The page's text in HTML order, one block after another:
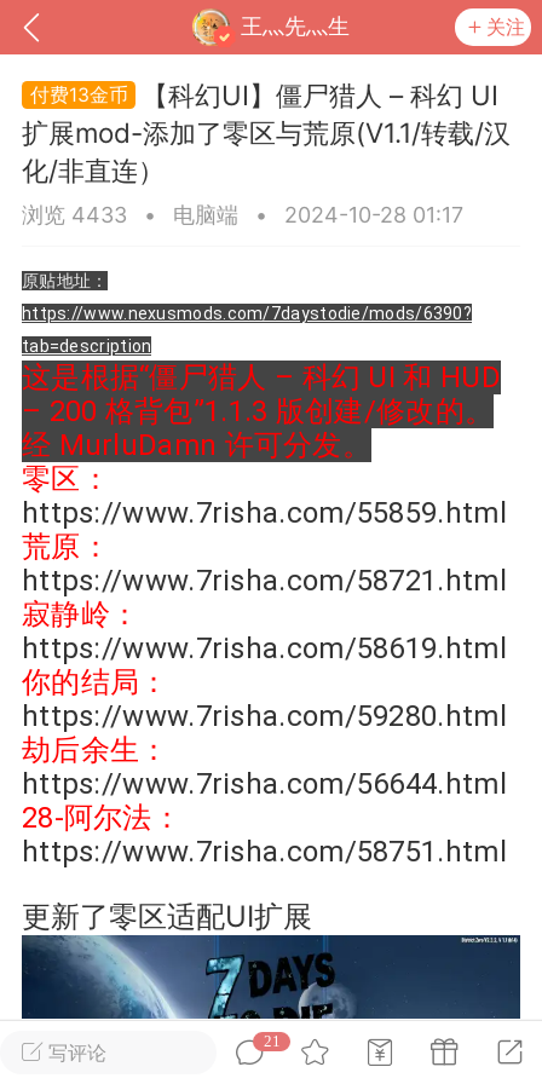
王灬先灬生 关注
我的钱包 道具 排行榜
MOD下载 攻略教程 联机招募
大人
Lv.8
17:51
电脑端 其他&工具
杀 模组安装/管理工具v1.1.0 测试版发
WIN11
文网 · 本地模组管理工具把压缩包拖进
的交给管理器七日杀MOD管理器是一款
日杀》的轻量级本地工具。从目录识
包分析，到安装、启停、...
汉 写评论
21
13金币
【科幻UI】僵尸猎人 – 科幻 UI
扩展mod-添加了零区与荒原(V1.1/转载/汉
化/非直连）
浏览 4433 • 电脑端 • 2024-10-28 01:17
原贴地址：
https://www.nexusmods.com/7daystodie/mods/6390?
tab=description
这是根据“僵尸猎人 – 科幻 UI 和 HUD
– 200 格背包”1.1.3 版创建/修改的。
经 MurluDamn 许可分发。
零区：
https://www.7risha.com/55859.html
荒原：
https://www.7risha.com/58721.html
寂静岭：
https://www.7risha.com/58619.html
你的结局：
https://www.7risha.com/59280.html
劫后余生：
https://www.7risha.com/56644.html
28-阿尔法：
https://www.7risha.com/58751.html
更新了零区适配UI扩展